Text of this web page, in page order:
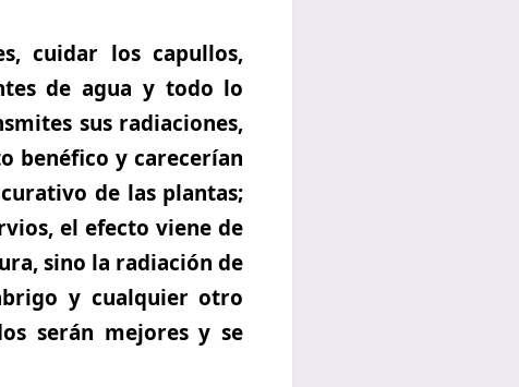
cuidar los capullos,
de agua y todo lo
sus radiaciones,
benéfico y carecerían
de las plantas;
el efecto viene de
sino la radiación de
y cualquier otro
serán mejores y se